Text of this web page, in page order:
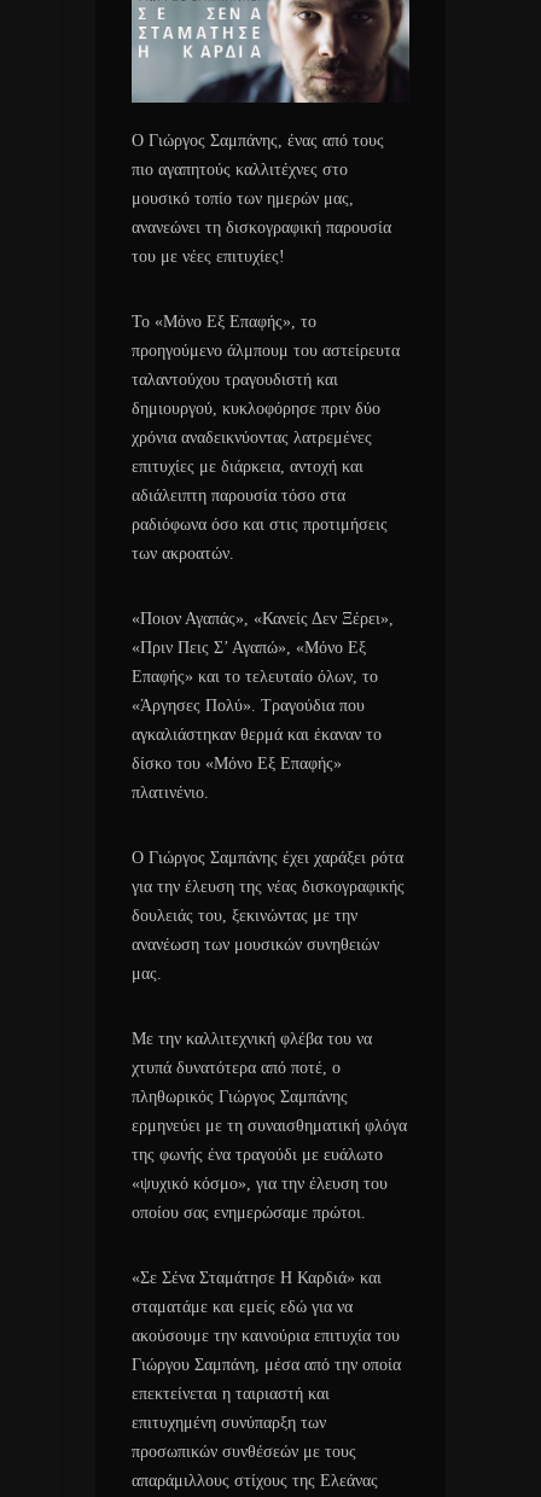
Ο Γιώργος Σαμπάνης, ένας από τους
πιο αγαπητούς καλλιτέχνες στο
μουσικό τοπίο των ημερών μας,
ανανεώνει τη δισκογραφική παρουσία
του με νέες επιτυχίες!
Το «Μόνο Εξ Επαφής», το
προηγούμενο άλμπουμ του αστείρευτα
ταλαντούχου τραγουδιστή και
δημιουργού, κυκλοφόρησε πριν δύο
χρόνια αναδεικνύοντας λατρεμένες
επιτυχίες με διάρκεια, αντοχή και
αδιάλειπτη παρουσία τόσο στα
ραδιόφωνα όσο και στις προτιμήσεις
των ακροατών.
«Ποιον Αγαπάς», «Κανείς Δεν Ξέρει»,
«Πριν Πεις Σ’ Αγαπώ», «Μόνο Εξ
Επαφής» και το τελευταίο όλων, το
«Άργησες Πολύ». Τραγούδια που
αγκαλιάστηκαν θερμά και έκαναν το
δίσκο του «Μόνο Εξ Επαφής»
πλατινένιο.
Ο Γιώργος Σαμπάνης έχει χαράξει ρότα
για την έλευση της νέας δισκογραφικής
δουλειάς του, ξεκινώντας με την
ανανέωση των μουσικών συνηθειών
μας.
Με την καλλιτεχνική φλέβα του να
χτυπά δυνατότερα από ποτέ, ο
πληθωρικός Γιώργος Σαμπάνης
ερμηνεύει με τη συναισθηματική φλόγα
της φωνής ένα τραγούδι με ευάλωτο
«ψυχικό κόσμο», για την έλευση του
οποίου σας ενημερώσαμε πρώτοι.
«Σε Σένα Σταμάτησε Η Καρδιά» και
σταματάμε και εμείς εδώ για να
ακούσουμε την καινούρια επιτυχία του
Γιώργου Σαμπάνη, μέσα από την οποία
επεκτείνεται η ταιριαστή και
επιτυχημένη συνύπαρξη των
προσωπικών συνθέσεών με τους
απαράμιλλους στίχους της Ελεάνας